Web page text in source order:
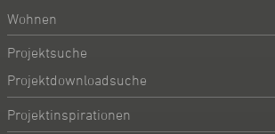
Wohnen
Projektsuche
Projektdownloadsuche
Projektinspirationen